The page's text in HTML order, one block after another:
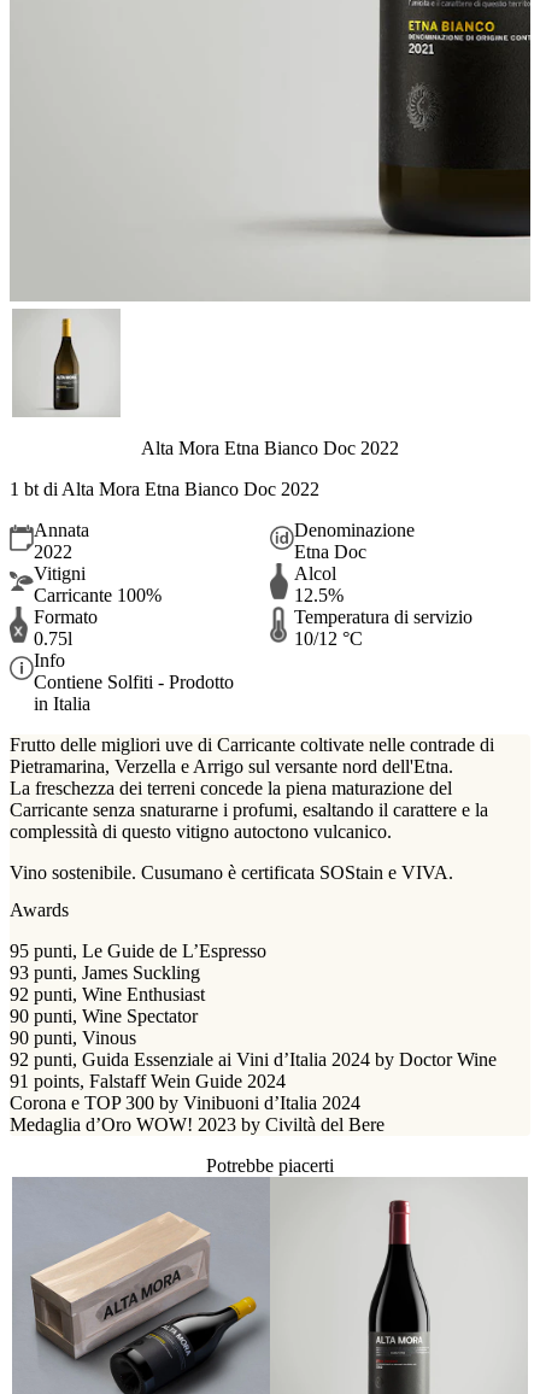
Alta Mora Etna Bianco Doc 2022
1 bt di Alta Mora Etna Bianco Doc 2022
Annata
2022
Denominazione
Etna Doc
Vitigni
Carricante 100%
Alcol
12.5%
Formato
0.75l
Temperatura di servizio
10/12 °C
Info
Contiene Solfiti - Prodotto
in Italia
Frutto delle migliori uve di Carricante coltivate nelle contrade di
Pietramarina, Verzella e Arrigo sul versante nord dell'Etna.
La freschezza dei terreni concede la piena maturazione del
Carricante senza snaturarne i profumi, esaltando il carattere e la
complessità di questo vitigno autoctono vulcanico.
Vino sostenibile. Cusumano è certificata SOStain e VIVA.
Awards
95 punti, Le Guide de L’Espresso
93 punti, James Suckling
92 punti, Wine Enthusiast
90 punti, Wine Spectator
90 punti, Vinous
92 punti, Guida Essenziale ai Vini d’Italia 2024 by Doctor Wine
91 points, Falstaff Wein Guide 2024
Corona e TOP 300 by Vinibuoni d’Italia 2024
Medaglia d’Oro WOW! 2023 by Civiltà del Bere
Potrebbe piacerti